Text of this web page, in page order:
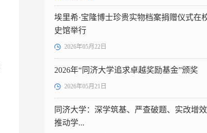
埃里希·宝隆博士珍贵实物档案捐赠仪式在
史馆举行
2026年05月22日
2026年“同济大学追求卓越奖励基金”颁奖
2026年05月21日
同济大学：深学筑基、严查破题、实改增
推动学...